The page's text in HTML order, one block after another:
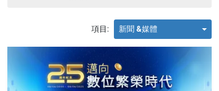
項目: 新聞 &媒體